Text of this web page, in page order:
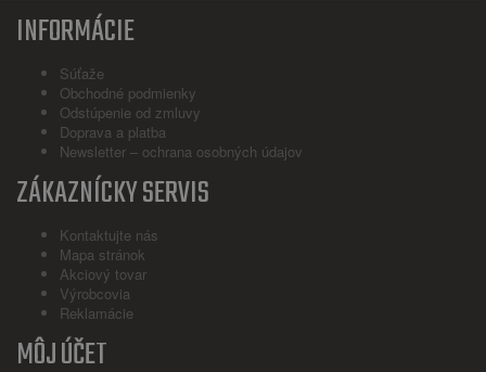
INFORMÁCIE
Súťaže
Obchodné podmienky
Odstúpenie od zmluvy
Doprava a platba
Newsletter – ochrana osobných údajov
ZÁKAZNÍCKY SERVIS
Kontaktujte nás
Mapa stránok
Akciový tovar
Výrobcovia
Reklamácie
MÔJ ÚČET